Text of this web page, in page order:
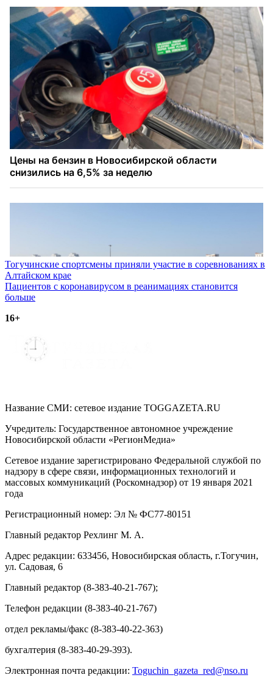
Навигация
по
записям
Тогучинские спортсмены приняли участие в соревнованиях в
Алтайском крае
Пациентов с коронавирусом в реанимациях становится
больше
16+
Название СМИ: cетевое издание TOGGAZETA.RU
Учредитель: Государственное автономное учреждение
Новосибирской области «РегионМедиа»
Сетевое издание зарегистрировано Федеральной службой по
надзору в сфере связи, информационных технологий и
массовых коммуникаций (Роскомнадзор) от 19 января 2021
года
Регистрационный номер: Эл № ФС77-80151
Главный редактор Рехлинг М. А.
Адрес редакции: 633456, Новосибирская область, г.Тогучин,
ул. Садовая, 6
Главный редактор (8-383-40-21-767);
Телефон редакции (8-383-40-21-767)
отдел рекламы/факс (8-383-40-22-363)
бухгалтерия (8-383-40-29-393).
Электронная почта редакции: Toguchin gazeta red@nso.ru